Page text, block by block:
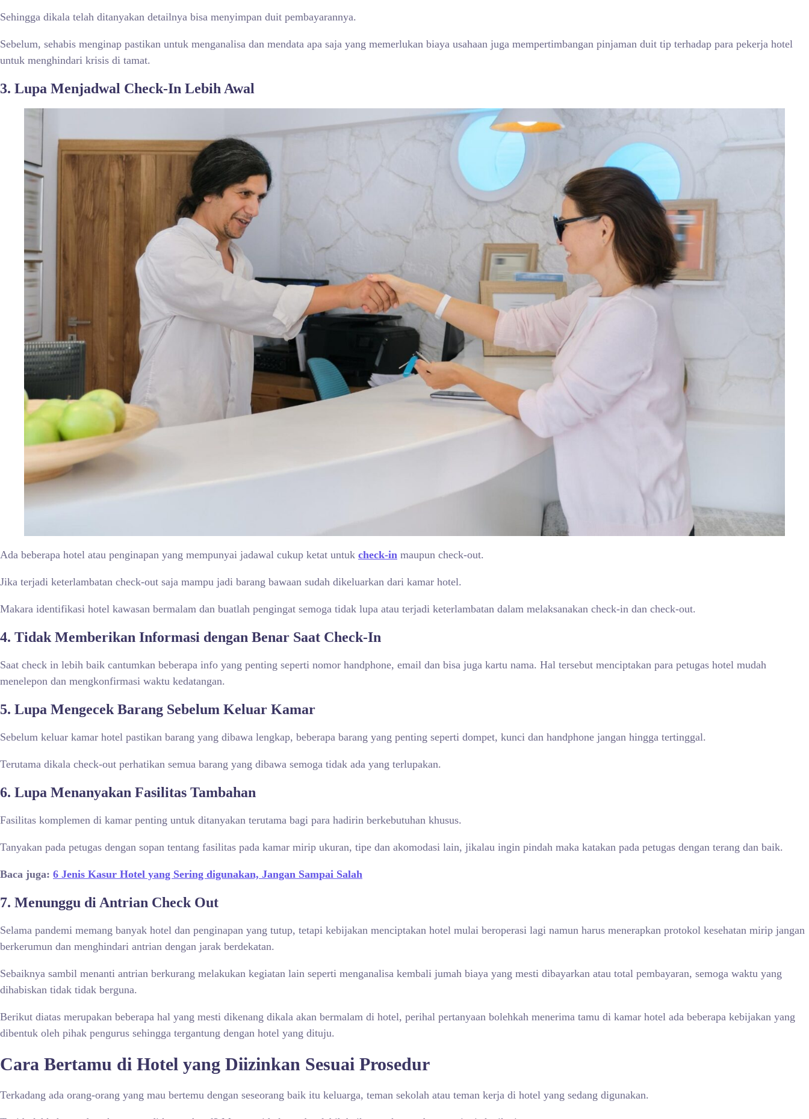
Sehingga dikala telah ditanyakan detailnya bisa menyimpan duit pembayarannya.
Sebelum, sehabis menginap pastikan untuk menganalisa dan mendata apa saja yang memerlukan biaya usahaan juga mempertimbangan pinjaman duit tip terhadap para pekerja hotel
untuk menghindari krisis di tamat.
3. Lupa Menjadwal Check-In Lebih Awal
Ada beberapa hotel atau penginapan yang mempunyai jadawal cukup ketat untuk check-in maupun check-out.
Jika terjadi keterlambatan check-out saja mampu jadi barang bawaan sudah dikeluarkan dari kamar hotel.
Makara identifikasi hotel kawasan bermalam dan buatlah pengingat semoga tidak lupa atau terjadi keterlambatan dalam melaksanakan check-in dan check-out.
4. Tidak Memberikan Informasi dengan Benar Saat Check-In
Saat check in lebih baik cantumkan beberapa info yang penting seperti nomor handphone, email dan bisa juga kartu nama. Hal tersebut menciptakan para petugas hotel mudah
menelepon dan mengkonfirmasi waktu kedatangan.
5. Lupa Mengecek Barang Sebelum Keluar Kamar
Sebelum keluar kamar hotel pastikan barang yang dibawa lengkap, beberapa barang yang penting seperti dompet, kunci dan handphone jangan hingga tertinggal.
Terutama dikala check-out perhatikan semua barang yang dibawa semoga tidak ada yang terlupakan.
6. Lupa Menanyakan Fasilitas Tambahan
Fasilitas komplemen di kamar penting untuk ditanyakan terutama bagi para hadirin berkebutuhan khusus.
Tanyakan pada petugas dengan sopan tentang fasilitas pada kamar mirip ukuran, tipe dan akomodasi lain, jikalau ingin pindah maka katakan pada petugas dengan terang dan baik.
Baca juga: 6 Jenis Kasur Hotel yang Sering digunakan, Jangan Sampai Salah
7. Menunggu di Antrian Check Out
Selama pandemi memang banyak hotel dan penginapan yang tutup, tetapi kebijakan menciptakan hotel mulai beroperasi lagi namun harus menerapkan protokol kesehatan mirip jangan
berkerumun dan menghindari antrian dengan jarak berdekatan.
Sebaiknya sambil menanti antrian berkurang melakukan kegiatan lain seperti menganalisa kembali jumah biaya yang mesti dibayarkan atau total pembayaran, semoga waktu yang
dihabiskan tidak tidak berguna.
Berikut diatas merupakan beberapa hal yang mesti dikenang dikala akan bermalam di hotel, perihal pertanyaan bolehkah menerima tamu di kamar hotel ada beberapa kebijakan yang
dibentuk oleh pihak pengurus sehingga tergantung dengan hotel yang dituju.
Cara Bertamu di Hotel yang Diizinkan Sesuai Prosedur
Terkadang ada orang-orang yang mau bertemu dengan seseorang baik itu keluarga, teman sekolah atau teman kerja di hotel yang sedang digunakan.